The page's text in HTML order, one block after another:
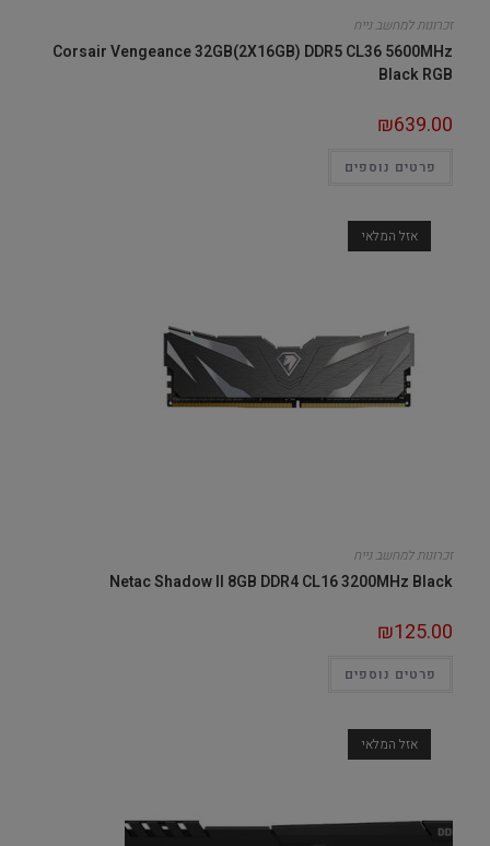
זכרונות למחשב נייח
Corsair Vengeance 32GB(2X16GB) DDR5 CL36 5600MHz
Black RGB
₪639.00
פרטים נוספים
אזל המלאי
זכרונות למחשב נייח
Netac Shadow II 8GB DDR4 CL16 3200MHz Black
₪125.00
פרטים נוספים
אזל המלאי